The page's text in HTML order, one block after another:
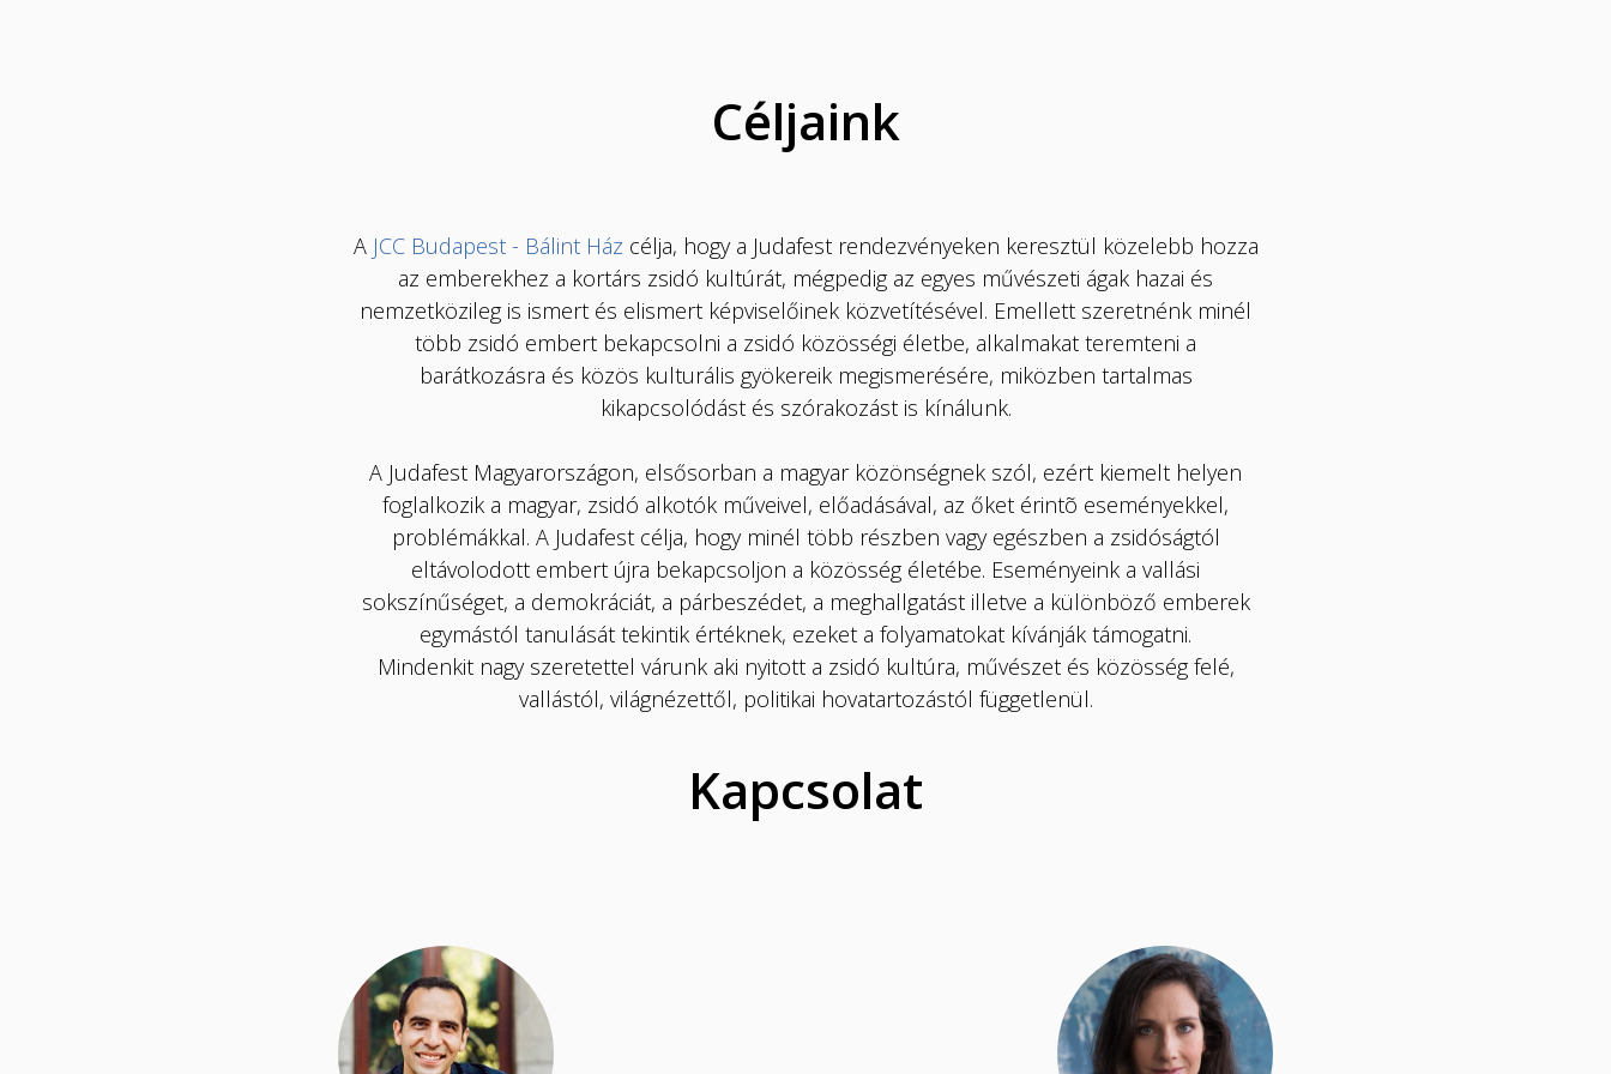
Céljaink
A JCC Budapest - Bálint Ház célja, hogy a Judafest rendezvényeken keresztül közelebb hozza
az emberekhez a kortárs zsidó kultúrát, mégpedig az egyes művészeti ágak hazai és
nemzetközileg is ismert és elismert képviselőinek közvetítésével. Emellett szeretnénk minél
több zsidó embert bekapcsolni a zsidó közösségi életbe, alkalmakat teremteni a
barátkozásra és közös kulturális gyökereik megismerésére, miközben tartalmas
kikapcsolódást és szórakozást is kínálunk.
A Judafest Magyarországon, elsősorban a magyar közönségnek szól, ezért kiemelt helyen
foglalkozik a magyar, zsidó alkotók műveivel, előadásával, az őket érintõ eseményekkel,
problémákkal. A Judafest célja, hogy minél több részben vagy egészben a zsidóságtól
eltávolodott embert újra bekapcsoljon a közösség életébe. Eseményeink a vallási
sokszínűséget, a demokráciát, a párbeszédet, a meghallgatást illetve a különböző emberek
egymástól tanulását tekintik értéknek, ezeket a folyamatokat kívánják támogatni.
Mindenkit nagy szeretettel várunk aki nyitott a zsidó kultúra, művészet és közösség felé,
vallástól, világnézettől, politikai hovatartozástól függetlenül.
Kapcsolat